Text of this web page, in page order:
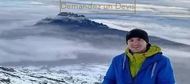
Demandez un Devis